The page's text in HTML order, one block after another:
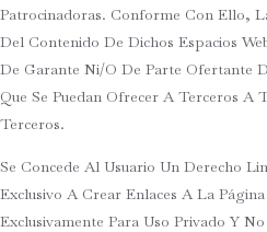
Patrocinadoras. Conforme Con Ello,
Del Contenido De Dichos Espacios
De Garante Ni/o De Parte Ofertante
Que Se Puedan Ofrecer A Terceros A
Terceros.
Se Concede Al Usuario Un Derecho
Exclusivo A Crear Enlaces A La
Exclusivamente Para Uso Privado Y